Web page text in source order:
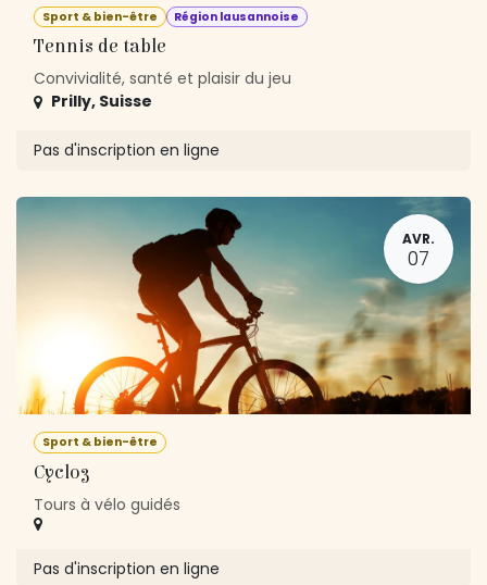
Sport & bien-être Région lausannoise
Tennis de table
Convivialité, santé et plaisir du jeu
Prilly, Suisse
Pas d'inscription en ligne
AVR.
07
Sport & bien-être
Cyclo3
Tours à vélo guidés
Pas d'inscription en ligne